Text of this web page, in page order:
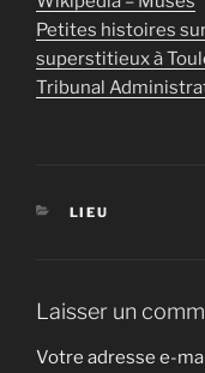
Petites histoires
superstitieux à
Tribunal
CATÉGORIES
LIEU
Laisser un
Votre adresse e-